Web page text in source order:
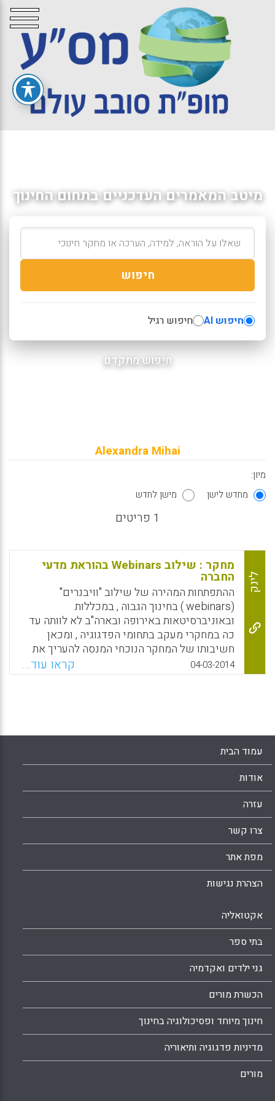
מיטב המאמרים העדכניים בתחום החינוך
חיפוש
חיפוש AI חיפוש רגיל
חיפוש מתקדם
Alexandra Mihai
מיון:
מחדש לישן
מישן לחדש
1 פריטים
לינק
מחקר : שילוב Webinars בהוראת מדעי
החברה
ההתפתחות המהירה של שילוב "וויבנרים"
(webinars ) בחינוך הגבוה , במכללות
ובאוניברסיטאות באירופה ובארה"ב לא לוותה עד
כה במחקרי מעקב בתחומי הפדגוגיה , ומכאן
חשיבותו של המחקר הנוכחי המנסה להעריך את
התועלות הפדגוגיות של העברת נושאי לימוד
באמצעות webinars , כאשר חקר המקרה הוא
04-03-2014 קראו עוד...
עמוד הבית
אודות
עזרה
צרו קשר
מפת אתר
הצהרת נגישות
אקטואליה
בתי ספר
גני ילדים ואקדמיה
הכשרת מורים
חינוך מיוחד ופסיכולוגיה בחינוך
מדיניות פדגוגיה ותיאוריה
מורים